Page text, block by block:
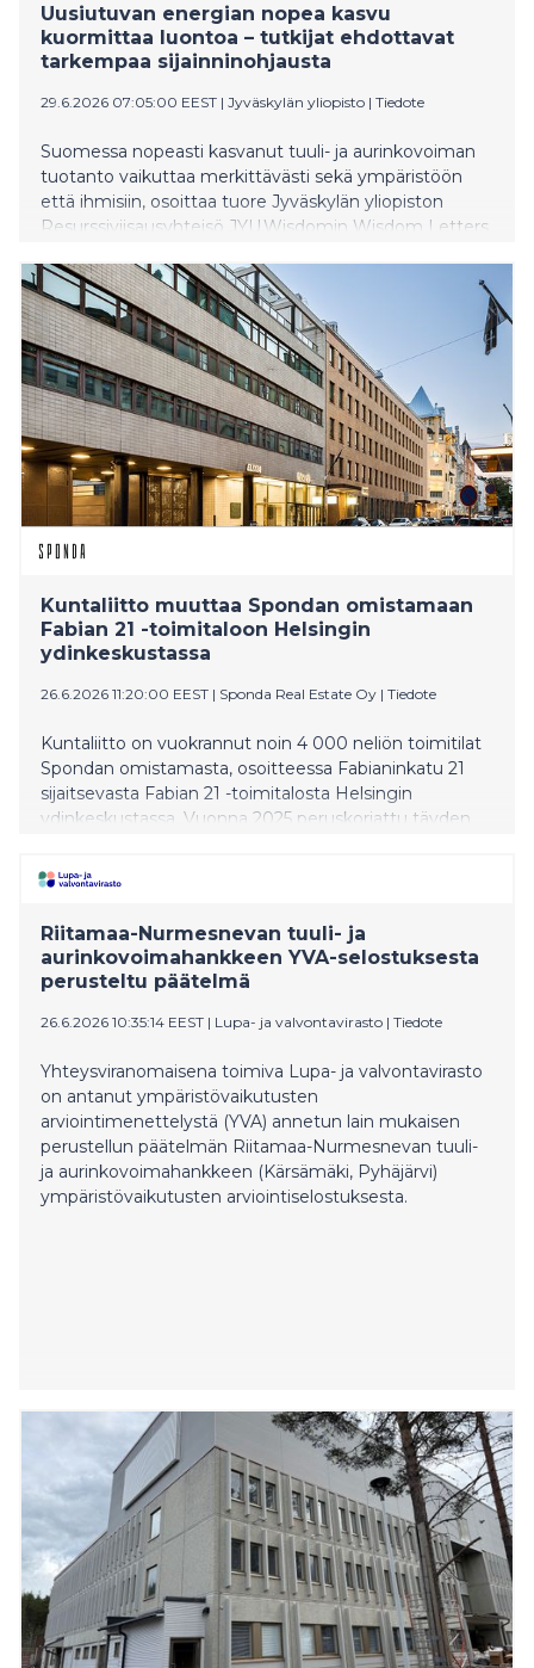
Uusiutuvan energian nopea kasvu
kuormittaa luontoa – tutkijat ehdottavat
tarkempaa sijainninohjausta
29.6.2026 07:05:00 EEST | Jyväskylän yliopisto | Tiedote
Suomessa nopeasti kasvanut tuuli- ja aurinkovoiman
tuotanto vaikuttaa merkittävästi sekä ympäristöön
että ihmisiin, osoittaa tuore Jyväskylän yliopiston
Resurssiviisausyhteisö JYU.Wisdomin Wisdom Letters
Vaikka yksittäisiä hankkeita tarkastellaan
yksityiskohtaisesti, eivät nykyiset suunnittelu- ja
arviointikäytännöt riitä niiden yhteisvaikutusten
hallintaan. Politiikkasuosituksia sisältävän julkaisun ovat
laatineet neljä tutkijaa Suomen ympäristökeskuksesta,
Itä-Suomen yliopistosta ja Turun yliopistosta.
Kuntaliitto muuttaa Spondan omistamaan
Fabian 21 -toimitaloon Helsingin
ydinkeskustassa
26.6.2026 11:20:00 EEST | Sponda Real Estate Oy | Tiedote
Kuntaliitto on vuokrannut noin 4 000 neliön toimitilat
Spondan omistamasta, osoitteessa Fabianinkatu 21
sijaitsevasta Fabian 21 -toimitalosta Helsingin
ydinkeskustassa. Vuonna 2025 peruskorjattu täyden
runsaan kattauksen arjen sujuvuutta helpottavia
palveluja.
Riitamaa-Nurmesnevan tuuli- ja
aurinkovoimahankkeen YVA-selostuksesta
perusteltu päätelmä
26.6.2026 10:35:14 EEST | Lupa- ja valvontavirasto | Tiedote
Yhteysviranomaisena toimiva Lupa- ja valvontavirasto
on antanut ympäristövaikutusten
arviointimenettelystä (YVA) annetun lain mukaisen
perustellun päätelmän Riitamaa-Nurmesnevan tuuli-
ja aurinkovoimahankkeen (Kärsämäki, Pyhäjärvi)
ympäristövaikutusten arviointiselostuksesta.